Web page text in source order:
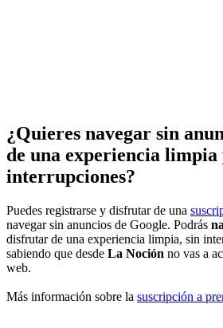
¿Quieres navegar sin
de una experiencia limpia
interrupciones?
Puedes registrarse y disfrutar de una
navegar sin anuncios de Google. Podrás
disfrutar de una experiencia limpia, sin
sabiendo que desde La Noción no vas a
web.
Más información sobre la suscripción a